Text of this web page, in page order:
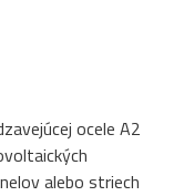
ocele A2
alebo striech